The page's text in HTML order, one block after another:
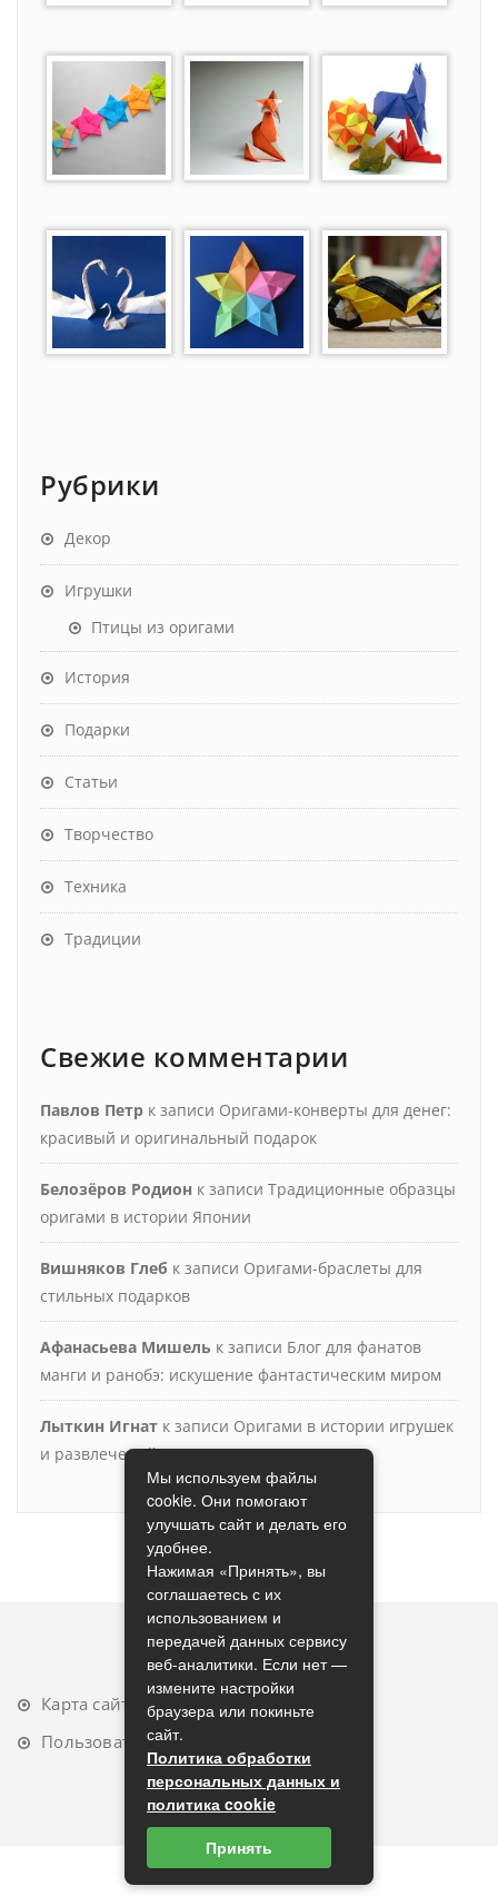
Рубрики
Декор
Игрушки
Птицы из оригами
История
Подарки
Статьи
Творчество
Техника
Традиции
Свежие комментарии
Павлов Петр к записи Оригами-конверты для денег:
красивый и оригинальный подарок
Белозёров Родион к записи Традиционные образцы
оригами в истории Японии
Вишняков Глеб к записи Оригами-браслеты для
стильных подарков
Афанасьева Мишель к записи Блог для фанатов
манги и ранобэ: искушение фантастическим миром
Лыткин Игнат к записи Оригами в истории игрушек
и развлечений
Карта сайта
Пользовательское соглашение
2023 (с) origamimodule.ru
Мы используем файлы
cookie. Они помогают
улучшать сайт и делать его
удобнее.
Нажимая «Принять», вы
соглашаетесь с их
использованием и
передачей данных сервису
веб-аналитики. Если нет —
измените настройки
браузера или покиньте
сайт.
Политика обработки
персональных данных и
политика cookie
Принять